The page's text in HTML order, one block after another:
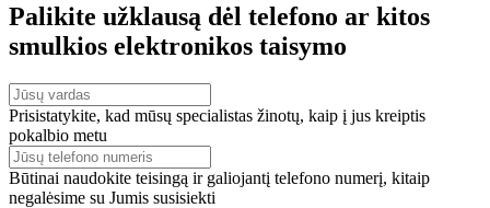
Palikite užklausą dėl telefono ar kitos
smulkios elektronikos taisymo
Prisistatykite, kad mūsų specialistas žinotų, kaip į jus kreiptis
pokalbio metu
Būtinai naudokite teisingą ir galiojantį telefono numerį, kitaip
negalėsime su Jumis susisiekti